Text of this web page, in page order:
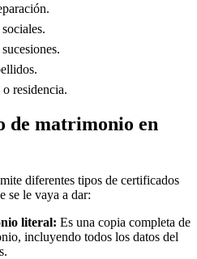
residencia.
de matrimonio en
diferentes tipos de certificados
se le vaya a dar:
literal: Es una copia completa de
incluyendo todos los datos del